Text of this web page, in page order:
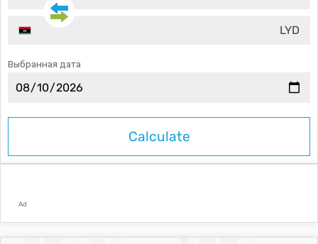
LYD
Выбранная дата
Ad